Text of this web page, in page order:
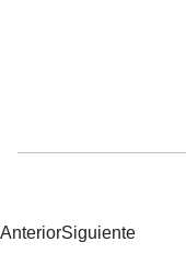
AnteriorSiguiente